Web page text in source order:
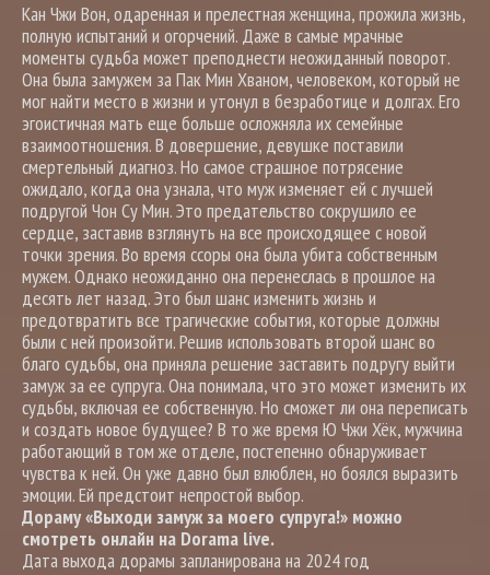
Кан Чжи Вон, одаренная и прелестная женщина, прожила жизнь,
полную испытаний и огорчений. Даже в самые мрачные
моменты судьба может преподнести неожиданный поворот.
Она была замужем за Пак Мин Хваном, человеком, который не
мог найти место в жизни и утонул в безработице и долгах. Его
эгоистичная мать еще больше осложняла их семейные
взаимоотношения. В довершение, девушке поставили
смертельный диагноз. Но самое страшное потрясение
ожидало, когда она узнала, что муж изменяет ей с лучшей
подругой Чон Су Мин. Это предательство сокрушило ее
сердце, заставив взглянуть на все происходящее с новой
точки зрения. Во время ссоры она была убита собственным
мужем. Однако неожиданно она перенеслась в прошлое на
десять лет назад. Это был шанс изменить жизнь и
предотвратить все трагические события, которые должны
были с ней произойти. Решив использовать второй шанс во
благо судьбы, она приняла решение заставить подругу выйти
замуж за ее супруга. Она понимала, что это может изменить их
судьбы, включая ее собственную. Но сможет ли она переписать
и создать новое будущее? В то же время Ю Чжи Хёк, мужчина
работающий в том же отделе, постепенно обнаруживает
чувства к ней. Он уже давно был влюблен, но боялся выразить
эмоции. Ей предстоит непростой выбор.
Дораму «Выходи замуж за моего супруга!» можно
смотреть онлайн на Dorama live.
Дата выхода дорамы запланирована на 2024 год